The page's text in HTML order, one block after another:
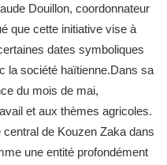
Douillon, coordonnateur
que cette initiative vise à
dates symboliques
la société haïtienne.Dans sa
du mois de mai,
et aux thèmes agricoles.
de Kouzen Zaka dans
une entité profondément